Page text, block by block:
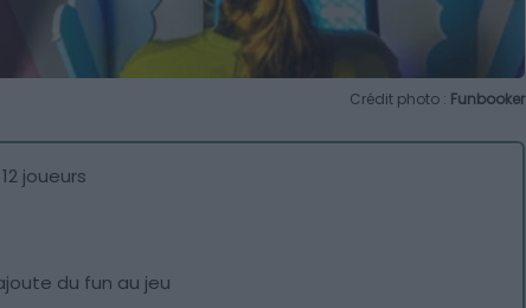
Crédit photo : Funbooker
joueurs
du fun au jeu